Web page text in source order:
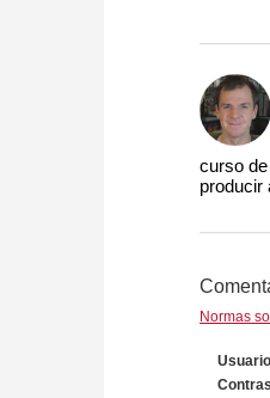
curso
producir
Normas
Usuario